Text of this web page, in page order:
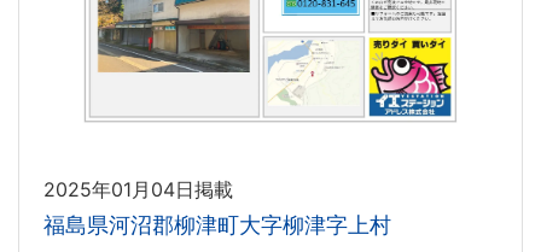
2025年01月04日掲載
福島県河沼郡柳津町大字柳津字上村